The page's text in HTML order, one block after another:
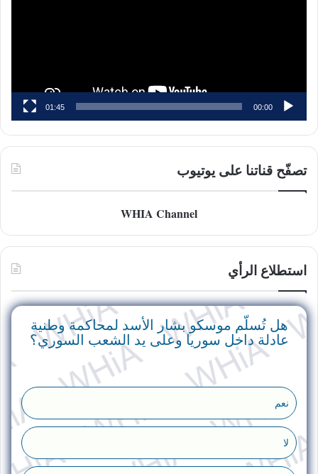
00:00
01:45
تصفّح قناتنا على يوتيوب
WHIA Channel
استطلاع الرأي
هل تُسلّم موسكو بشار الأسد لمحاكمة وطنية
عادلة داخل سوريا وعلى يد الشعب السوري؟
نعم
لا